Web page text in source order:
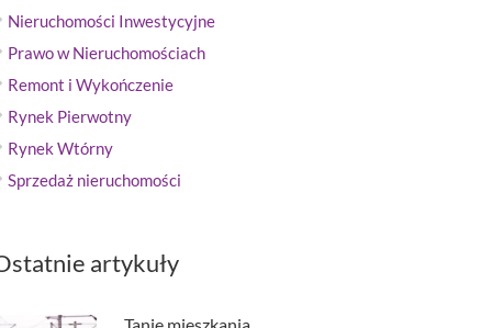
Nieruchomości Inwestycyjne
Prawo w Nieruchomościach
Remont i Wykończenie
Rynek Pierwotny
Rynek Wtórny
Sprzedaż nieruchomości
artykuły